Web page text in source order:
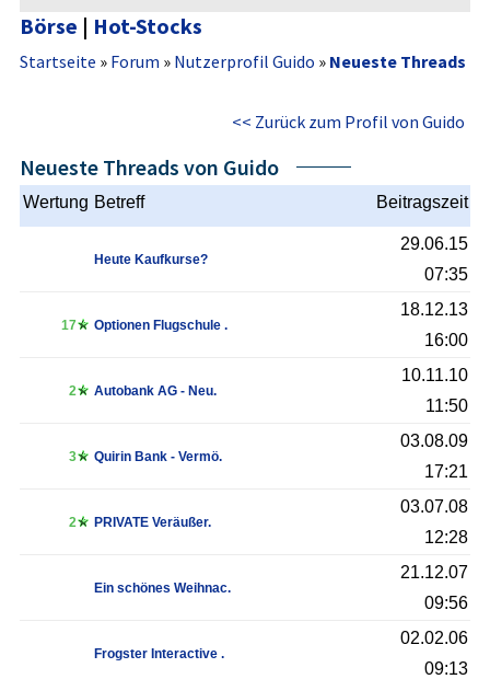
Börse | Hot-Stocks
Startseite » Forum » Nutzerprofil Guido » Neueste Threads
<< Zurück zum Profil von Guido
Neueste Threads von Guido
Wertung Betreff Beitragszeit
Heute Kaufkurse?
29.06.15
07:35
17 Optionen Flugschule .
18.12.13
16:00
2 Autobank AG - Neu.
10.11.10
11:50
3 Quirin Bank - Vermö.
03.08.09
17:21
2 PRIVATE Veräußer.
03.07.08
12:28
Ein schönes Weihnac.
21.12.07
09:56
Frogster Interactive .
02.02.06
09:13